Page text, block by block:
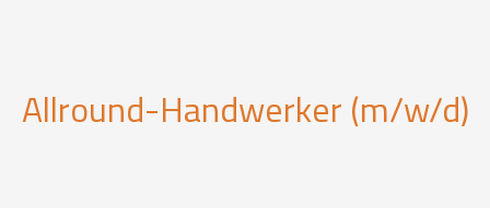
Allround-Handwerker (m/w/d)